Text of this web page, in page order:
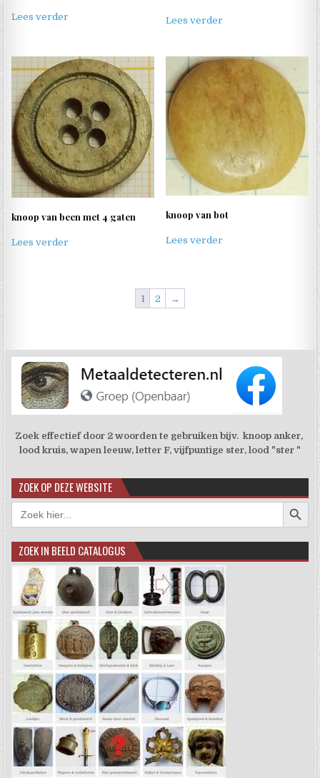
Lees verder Lees verder
knoop van been met 4 gaten
Lees verder
knoop van bot
Lees verder
1 2 →
Zoek effectief door 2 woorden te gebruiken bijv. knoop anker,
lood kruis, wapen leeuw, letter F, vijfpuntige ster, lood "ster "
ZOEK OP DEZE WEBSITE
Zoek
naar:
ZOEK IN BEELD CATALOGUS